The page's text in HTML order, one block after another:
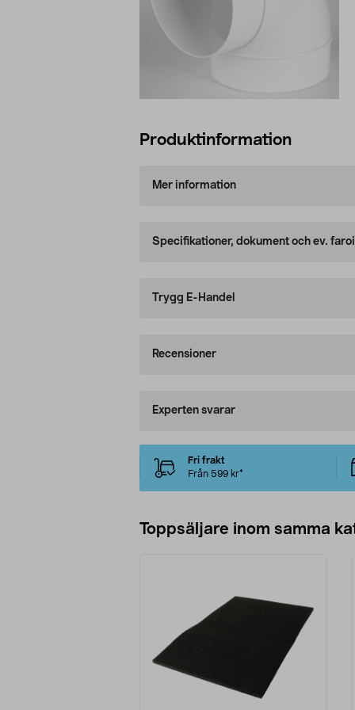
Produktinformation
Mer information
Specifikationer, dokument och ev.
Trygg E-Handel
Recensioner
Experten svarar
Fri frakt
Från 599 kr*
Toppsäljare inom samma